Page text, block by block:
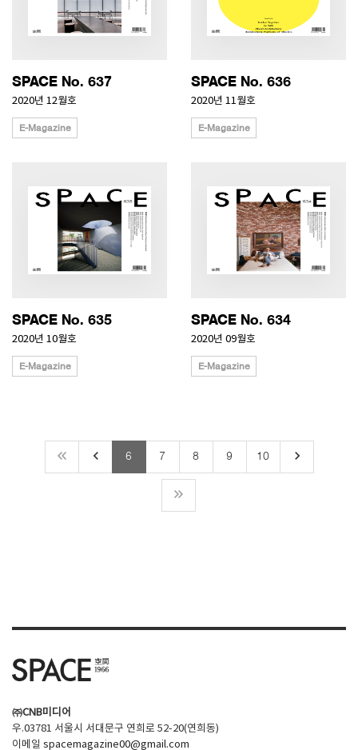
SPACE No. 637
2020년 12월호
E-Magazine
SPACE No. 636
2020년 11월호
E-Magazine
SPACE No. 635
2020년 10월호
E-Magazine
SPACE No. 634
2020년 09월호
E-Magazine
keyboard_arrow_left 6 7 8 9 10 keyboard_arrow_right
㈜CNB미디어
우.03781 서울시 서대문구 연희로 52-20(연희동)
이메일 spacemagazine00@gmail.com